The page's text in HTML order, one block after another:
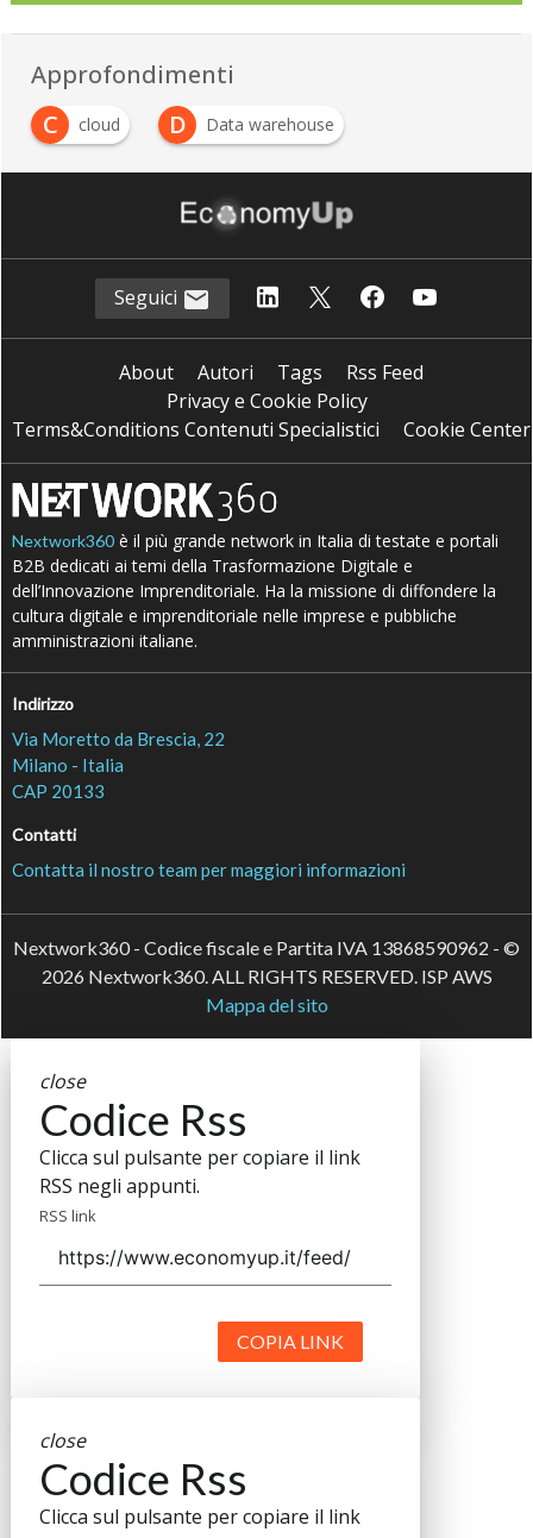
Approfondimenti
C
cloud D Data warehouse
Seguici
About Autori Tags
Rss Feed
Privacy e Cookie Policy
Terms&Conditions Contenuti Specialistici
Cookie Center
Nextwork360 è il più grande network in Italia di testate e portali
B2B dedicati ai temi della Trasformazione Digitale e
dell’Innovazione Imprenditoriale. Ha la missione di diffondere la
cultura digitale e imprenditoriale nelle imprese e pubbliche
amministrazioni italiane.
Indirizzo
Via Moretto da Brescia, 22
Milano - Italia
CAP 20133
Contatti
Contatta il nostro team per maggiori informazioni
Nextwork360 - Codice fiscale e Partita IVA 13868590962 - ©
2026 Nextwork360. ALL RIGHTS RESERVED. ISP AWS
Mappa del sito
close
Codice Rss
Clicca sul pulsante per copiare il link
RSS negli appunti.
RSS link
COPIA LINK
close
Codice Rss
Clicca sul pulsante per copiare il link